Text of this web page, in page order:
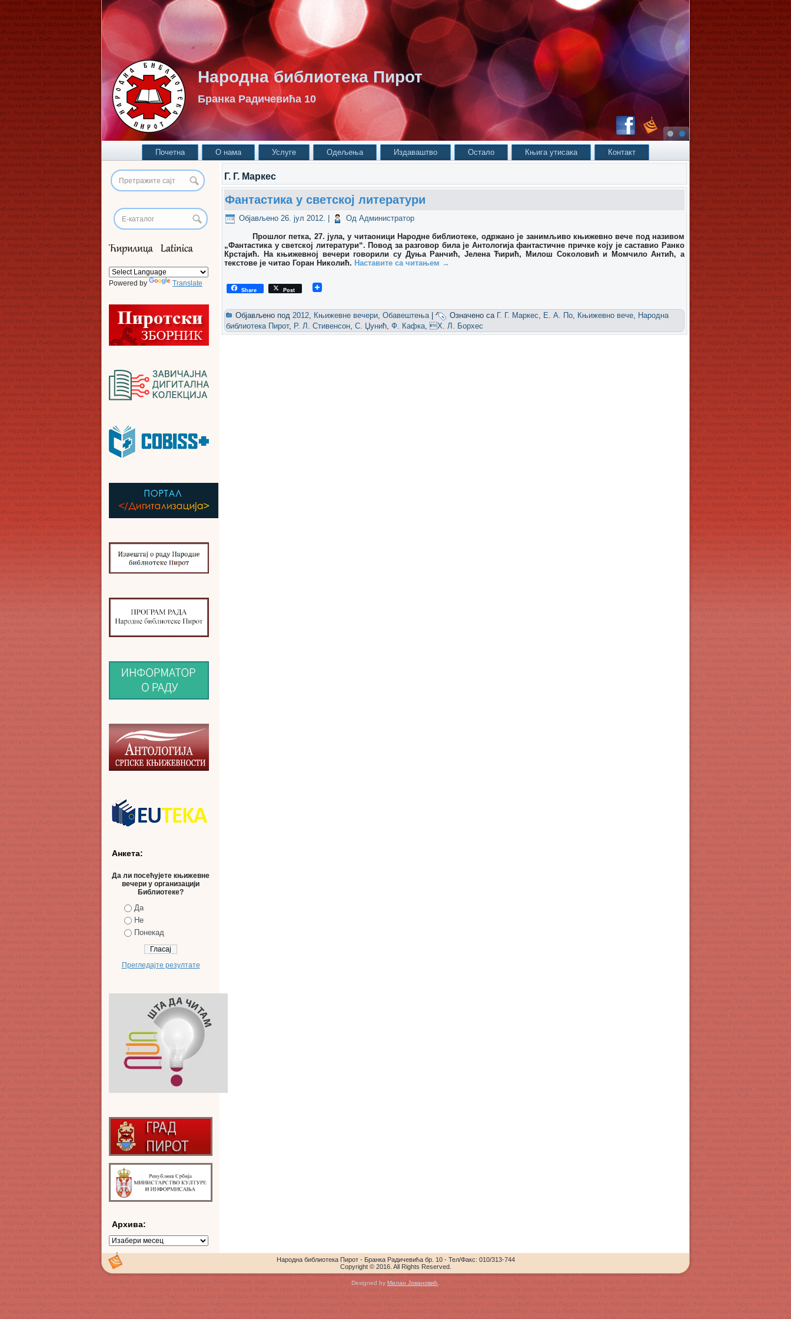
Народна библиотека Пирот
Бранка Радичевића 10
Почетна О нама Услуге Одељења Издаваштво Остало Књига утисака Контакт
Powered by Translate
Анкета:
Да ли посећујете књижевне
вечери у организацији
Библиотеке?
Да
Не
Понекад
Прегледајте резултате
Архива:
Архива:
Г. Г. Маркес
Фантастика у светској литератури
Објављено 26. јул 2012. Од Администратор
Прошлог петка, 27. јула, у читаоници Народне библиотеке, одржано је занимљиво књижевно вече под називом
„Фантастика у светској литератури“. Повод за разговор била је Антологија фантастичне причке коју је саставио Ранко
Крстајић. На књижевној вечери говорили су Дуња Ранчић, Јелена Ћирић, Милош Соколовић и Момчило Антић, а
текстове је читао Горан Николић. Наставите са читањем →
Share Post
Објављено под 2012, Књижевне вечери, Обавештења| Означено са Г. Г. Маркес, Е. А. По, Књижевно вече, Народна
библиотека Пирот, Р. Л. Стивенсон, С. Џунић, Ф. Кафка, Х. Л. Борхес
Народна библиотека Пирот - Бранка Радичевића бр. 10 - Тел/Факс: 010/313-744
Copyright © 2016. All Rights Reserved.
Designed by Милан Јовановић